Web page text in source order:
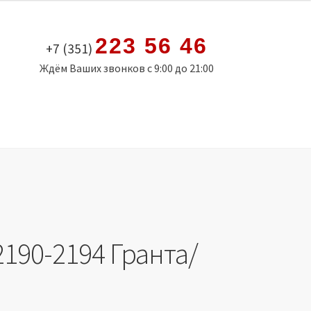
+7 (351) 223 56 46
Ждём Ваших звонков с 9:00 до 21:00
2194 Гранта/